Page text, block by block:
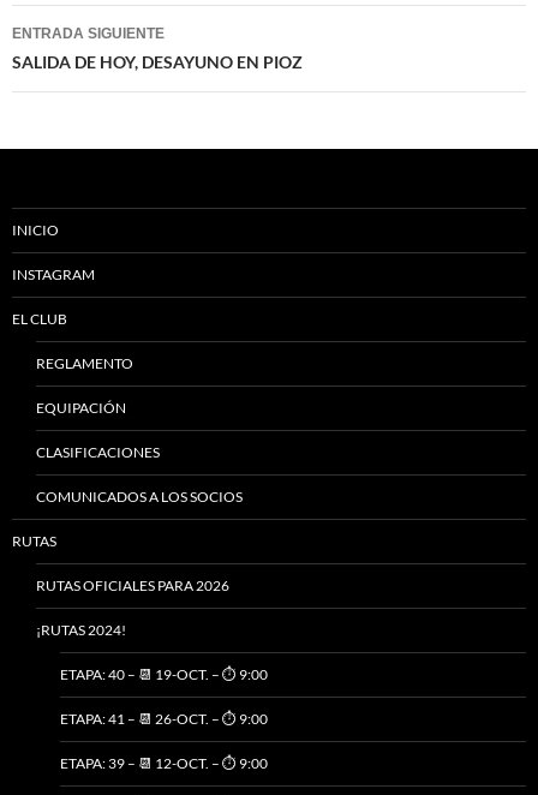
entradas
ENTRADA SIGUIENTE
SALIDA DE HOY, DESAYUNO EN PIOZ
INICIO
INSTAGRAM
EL CLUB
REGLAMENTO
EQUIPACIÓN
CLASIFICACIONES
COMUNICADOS A LOS SOCIOS
RUTAS
RUTAS OFICIALES PARA 2026
¡RUTAS 2024!
ETAPA: 40 – 📆 19-OCT. – ⏱️ 9:00
ETAPA: 41 – 📆 26-OCT. – ⏱️ 9:00
ETAPA: 39 – 📆 12-OCT. – ⏱️ 9:00